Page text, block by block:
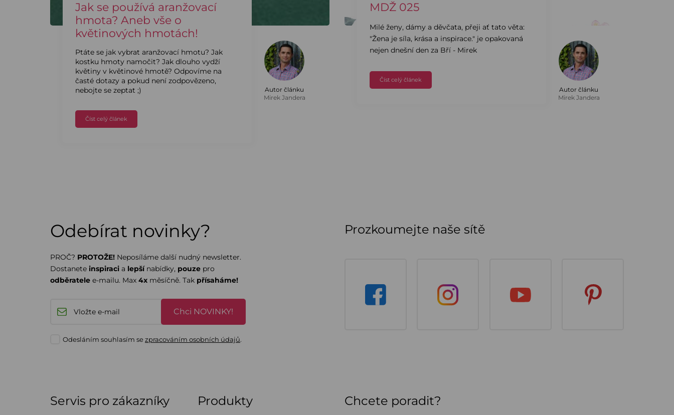
Jak se používá aranžovací
hmota? Aneb vše o
květinových hmotách!
Ptáte se jak vybrat aranžovací hmotu? Jak
kostku hmoty namočit? Jak dlouho vydží
květiny v květinové hmotě? Odpovíme na
časté dotazy a pokud není zodpovězeno,
nebojte se zeptat ;)
Číst celý článek
Autor článku
Mirek Jandera
MDŽ 025
Milé ženy, dámy a děvčata, přeji ať tato věta:
"Žena je síla, krása a inspirace." je opakovaná
nejen dnešní den za Bří - Mirek
Číst celý článek
Autor článku
Mirek Jandera
Odebírat novinky?
PROČ? PROTOŽE! Neposíláme další nudný newsletter.
Dostanete inspiraci a lepšínabídky, pouze pro
odběratele e-mailu. Max 4x měsíčně. Tak přísaháme!
Chci NOVINKY!
Odesláním souhlasím sezpracováním osobních údajů.
Prozkoumejte naše sítě
Servis pro zákazníky Produkty Chcete poradit?